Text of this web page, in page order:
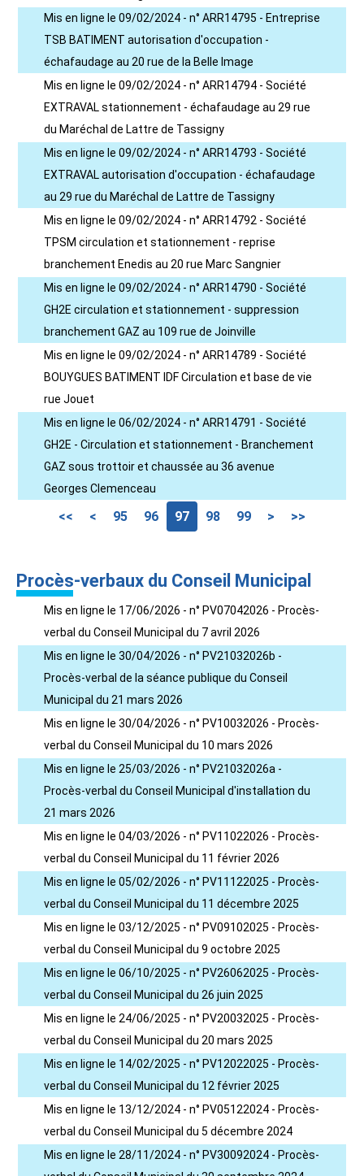
Mis en ligne le 09/02/2024 - n° ARR14795 - Entreprise
TSB BATIMENT autorisation d'occupation -
échafaudage au 20 rue de la Belle Image
Mis en ligne le 09/02/2024 - n° ARR14794 - Société
EXTRAVAL stationnement - échafaudage au 29 rue
du Maréchal de Lattre de Tassigny
Mis en ligne le 09/02/2024 - n° ARR14793 - Société
EXTRAVAL autorisation d'occupation - échafaudage
au 29 rue du Maréchal de Lattre de Tassigny
Mis en ligne le 09/02/2024 - n° ARR14792 - Société
TPSM circulation et stationnement - reprise
branchement Enedis au 20 rue Marc Sangnier
Mis en ligne le 09/02/2024 - n° ARR14790 - Société
GH2E circulation et stationnement - suppression
branchement GAZ au 109 rue de Joinville
Mis en ligne le 09/02/2024 - n° ARR14789 - Société
BOUYGUES BATIMENT IDF Circulation et base de vie
rue Jouet
Mis en ligne le 06/02/2024 - n° ARR14791 - Société
GH2E - Circulation et stationnement - Branchement
GAZ sous trottoir et chaussée au 36 avenue
Georges Clemenceau
<< < 95 96 97 98 99 > >>
Procès-verbaux du Conseil Municipal
Mis en ligne le 17/06/2026 - n° PV07042026 - Procès-
verbal du Conseil Municipal du 7 avril 2026
Mis en ligne le 30/04/2026 - n° PV21032026b -
Procès-verbal de la séance publique du Conseil
Municipal du 21 mars 2026
Mis en ligne le 30/04/2026 - n° PV10032026 - Procès-
verbal du Conseil Municipal du 10 mars 2026
Mis en ligne le 25/03/2026 - n° PV21032026a -
Procès-verbal du Conseil Municipal d'installation du
21 mars 2026
Mis en ligne le 04/03/2026 - n° PV11022026 - Procès-
verbal du Conseil Municipal du 11 février 2026
Mis en ligne le 05/02/2026 - n° PV11122025 - Procès-
verbal du Conseil Municipal du 11 décembre 2025
Mis en ligne le 03/12/2025 - n° PV09102025 - Procès-
verbal du Conseil Municipal du 9 octobre 2025
Mis en ligne le 06/10/2025 - n° PV26062025 - Procès-
verbal du Conseil Municipal du 26 juin 2025
Mis en ligne le 24/06/2025 - n° PV20032025 - Procès-
verbal du Conseil Municipal du 20 mars 2025
Mis en ligne le 14/02/2025 - n° PV12022025 - Procès-
verbal du Conseil Municipal du 12 février 2025
Mis en ligne le 13/12/2024 - n° PV05122024 - Procès-
verbal du Conseil Municipal du 5 décembre 2024
Mis en ligne le 28/11/2024 - n° PV30092024 - Procès-